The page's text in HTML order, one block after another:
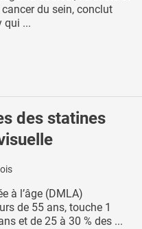
du sein, conclut
qui ...
des statines
à l’âge (DMLA)
de 55 ans, touche 1
et de 25 à 30 % des ...